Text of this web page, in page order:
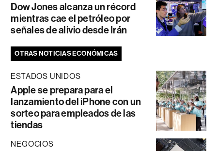
Dow Jones alcanza un récord
mientras cae el petróleo por
señales de alivio desde Irán
OTRAS NOTICIAS ECONÓMICAS
ESTADOS UNIDOS
Apple se prepara para el
lanzamiento del iPhone con un
sorteo para empleados de las
tiendas
NEGOCIOS